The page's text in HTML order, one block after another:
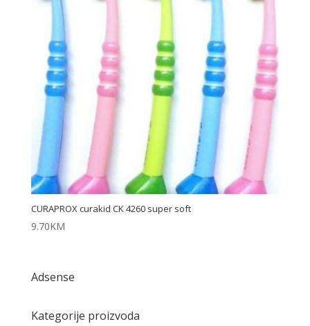
CURAPROX curakid CK 4260 super soft
9.70KM
Adsense
Kategorije proizvoda